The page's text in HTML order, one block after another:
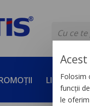
LICHIDĂRI
Folosim
funcții
le